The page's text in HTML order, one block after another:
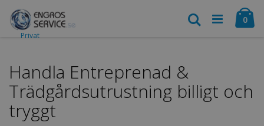
till
innehållet
Privat
0
Search
Handla Entreprenad &
Trädgårdsutrustning billigt och
tryggt